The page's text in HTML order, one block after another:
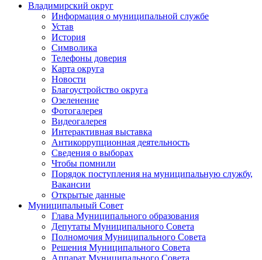
Владимирский округ
Информация о муниципальной службе
Устав
История
Символика
Телефоны доверия
Карта округа
Новости
Благоустройство округа
Озеленение
Фотогалерея
Видеогалерея
Интерактивная выставка
Антикоррупционная деятельность
Сведения о выборах
Чтобы помнили
Порядок поступления на муниципальную службу,
Вакансии
Открытые данные
Муниципальный Совет
Глава Муниципального образования
Депутаты Муниципального Совета
Полномочия Муниципального Совета
Решения Муниципального Совета
Аппарат Муниципального Совета